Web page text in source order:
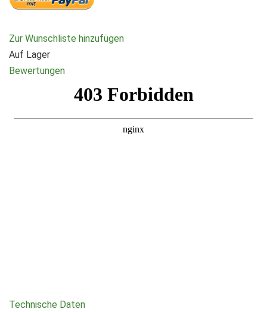
Zur Wunschliste hinzufügen
Auf Lager
Bewertungen
Technische Daten